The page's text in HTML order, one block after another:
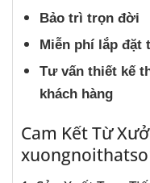
Bảo trì trọn đời
Miễn phí lắp đặt
Tư vấn thiết kế
khách hàng
Cam Kết Từ